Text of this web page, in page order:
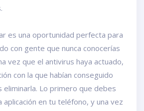
es una oportunidad perfecta para
con gente que nunca conocerías
vez que el antivirus haya actuado,
con la que habían conseguido
eliminarla. Lo primero que debes
aplicación en tu teléfono, y una vez